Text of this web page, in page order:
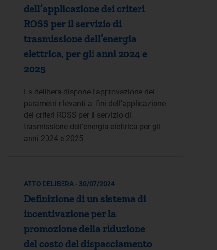
dell’applicazione dei criteri
ROSS per il servizio di
trasmissione dell’energia
elettrica, per gli anni 2024 e
2025
La delibera dispone l'approvazione dei
parametri rilevanti ai fini dell’applicazione
dei criteri ROSS per il servizio di
trasmissione dell’energia elettrica per gli
anni 2024 e 2025
ATTO DELIBERA - 30/07/2024
Definizione di un sistema di
incentivazione per la
promozione della riduzione
del costo del dispacciamento